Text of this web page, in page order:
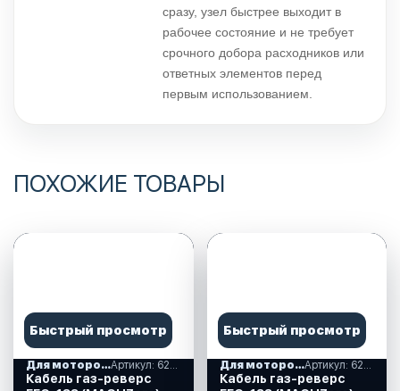
сразу, узел быстрее выходит в
рабочее состояние и не требует
срочного добора расходников или
ответных элементов перед
первым использованием.
ПОХОЖИЕ ТОВАРЫ
Быстрый просмотр
Для моторов Yamaha, Suzuki, Tohatsu Артикул: 622258
Кабель газ-реверс
Быстрый просмотр
Для моторов Yamaha, Suzuki, Tohatsu Артикул: 622096
Кабель газ-реверс